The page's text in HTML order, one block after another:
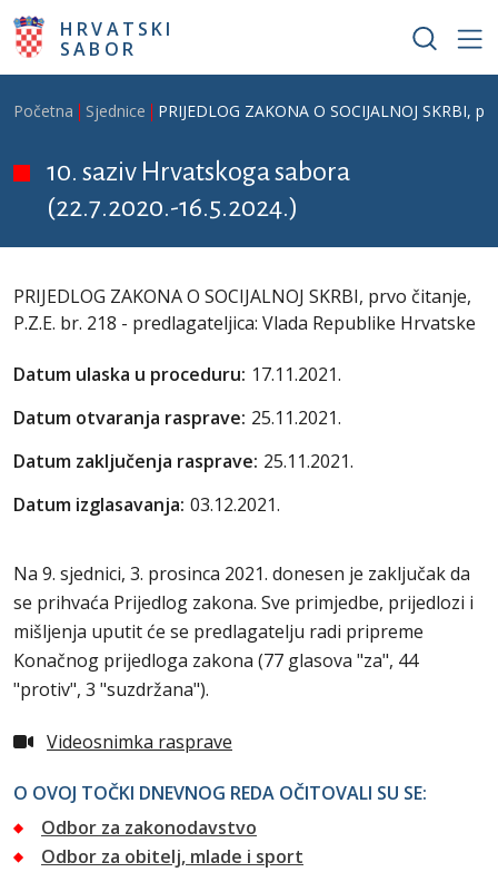
Skoči na glavni sadržaj
HRVATSKI
SABOR
Breadcrumb
Početna Sjednice PRIJEDLOG ZAKONA O SOCIJALNOJ SKRBI,
10. saziv Hrvatskoga sabora
(22.7.2020.-16.5.2024.)
PRIJEDLOG ZAKONA O SOCIJALNOJ SKRBI, prvo čitanje,
P.Z.E. br. 218 - predlagateljica: Vlada Republike Hrvatske
Datum ulaska u proceduru: 17.11.2021.
Datum otvaranja rasprave: 25.11.2021.
Datum zaključenja rasprave: 25.11.2021.
Datum izglasavanja: 03.12.2021.
Na 9. sjednici, 3. prosinca 2021. donesen je zaključak da
se prihvaća Prijedlog zakona. Sve primjedbe, prijedlozi i
mišljenja uputit će se predlagatelju radi pripreme
Konačnog prijedloga zakona (77 glasova "za", 44
"protiv", 3 "suzdržana").
Videosnimka rasprave
O OVOJ TOČKI DNEVNOG REDA OČITOVALI SU SE:
Odbor za zakonodavstvo
Odbor za obitelj, mlade i sport